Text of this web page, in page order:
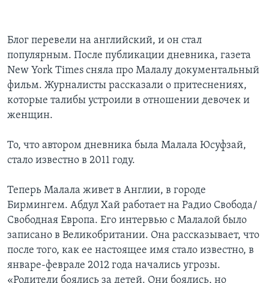
Блог перевели на английский, и он стал
популярным. После публикации дневника, газета
New York Times сняла про Малалу документальный
фильм. Журналисты рассказали о притеснениях,
которые талибы устроили в отношении девочек и
женщин.
То, что автором дневника была Малала Юсуфзай,
стало известно в 2011 году.
Теперь Малала живет в Англии, в городе
Бирмингем. Абдул Хай работает на Радио Свобода/
Свободная Европа. Его интервью с Малалой было
записано в Великобритании. Она рассказывает, что
после того, как ее настоящее имя стало известно, в
январе-феврале 2012 года начались угрозы.
«Родители боялись за детей. Они боялись, но